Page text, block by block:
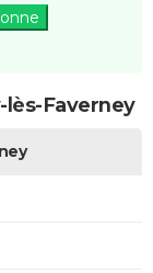
lès-Faverney